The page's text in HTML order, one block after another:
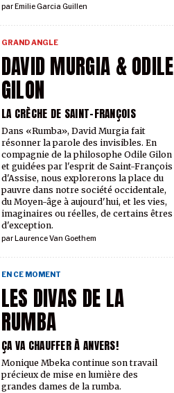
par Emilie Garcia Guillen
DAVID MURGIA & ODILE
GILON
LA CRÈCHE DE SAINT-FRANÇOIS
GRAND ANGLE
par Laurence Van Goethem
Dans «Rumba», David Murgia fait
résonner la parole des invisibles. En
compagnie de la philosophe Odile Gilon
et guidé·es par l'esprit de Saint-François
d'Assise, nous explorerons la place du
pauvre dans notre société occidentale,
du Moyen-âge à aujourd'hui, et les vies,
imaginaires ou réelles, de certains êtres
d'exception.
LES DIVAS DE LA
RUMBA
ÇA VA CHAUFFER À ANVERS!
EN CE MOMENT
Monique Mbeka continue son travail
précieux de mise en lumière des
grandes dames de la rumba.